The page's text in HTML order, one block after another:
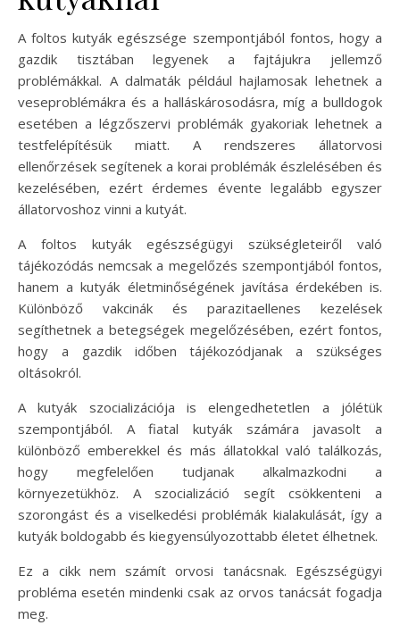
A foltos kutyák egészsége szempontjából fontos, hogy a
gazdik tisztában legyenek a fajtájukra jellemző
problémákkal. A dalmaták például hajlamosak lehetnek a
veseproblémákra és a halláskárosodásra, míg a bulldogok
esetében a légzőszervi problémák gyakoriak lehetnek a
testfelépítésük miatt. A rendszeres állatorvosi
ellenőrzések segítenek a korai problémák észlelésében és
kezelésében, ezért érdemes évente legalább egyszer
állatorvoshoz vinni a kutyát.
A foltos kutyák egészségügyi szükségleteiről való
tájékozódás nemcsak a megelőzés szempontjából fontos,
hanem a kutyák életminőségének javítása érdekében is.
Különböző vakcinák és parazitaellenes kezelések
segíthetnek a betegségek megelőzésében, ezért fontos,
hogy a gazdik időben tájékozódjanak a szükséges
oltásokról.
A kutyák szocializációja is elengedhetetlen a jólétük
szempontjából. A fiatal kutyák számára javasolt a
különböző emberekkel és más állatokkal való találkozás,
hogy megfelelően tudjanak alkalmazkodni a
környezetükhöz. A szocializáció segít csökkenteni a
szorongást és a viselkedési problémák kialakulását, így a
kutyák boldogabb és kiegyensúlyozottabb életet élhetnek.
Ez a cikk nem számít orvosi tanácsnak. Egészségügyi
probléma esetén mindenki csak az orvos tanácsát fogadja
meg.